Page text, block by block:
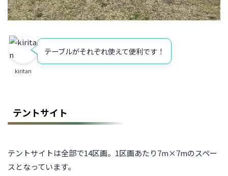
kiritan
テーブルがそれぞれ使えて便利です！
テントサイト
テントサイトは全部で14区画。1区画あたり7m×7mのスペー
スとなっています。